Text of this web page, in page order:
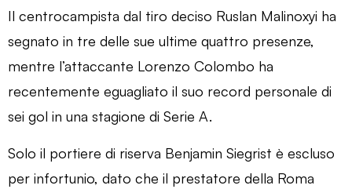
Il centrocampista dal tiro deciso Ruslan Malinoxyi ha
segnato in tre delle sue ultime quattro presenze,
mentre l’attaccante Lorenzo Colombo ha
recentemente eguagliato il suo record personale di
sei gol in una stagione di Serie A.
Solo il portiere di riserva Benjamin Siegrist è escluso
per infortunio, dato che il prestatore della Roma